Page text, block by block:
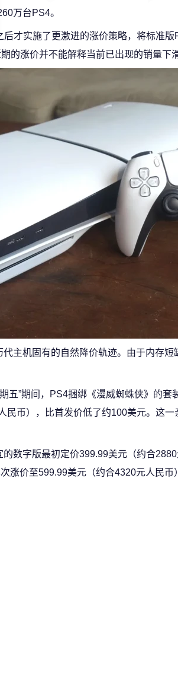
万台PS4。
才实施了更激进的涨价策略，将标准
的涨价并不能解释当前已出现的销量下滑
主机固有的自然降价轨迹。由于内存
五”期间，PS4捆绑《漫威蜘蛛侠》的
民币），比首发价低了约100美元。这
数字版最初定价399.99美元（约合
涨价至599.99美元（约合4320元人民